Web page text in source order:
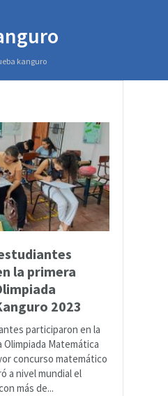
kanguro
la primera
2023
participaron en la
Matemática
concurso matemático
a nivel mundial el
más de...